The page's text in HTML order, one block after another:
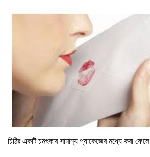
চিঠির একটি চমৎকার সামান্য প্যাকেজের মধ্যে করা ফেলে